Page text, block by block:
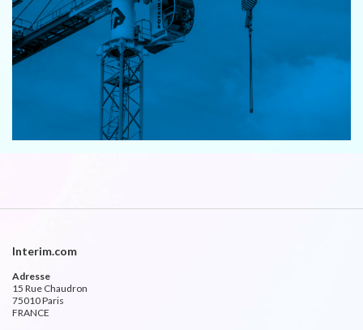
Interim.com
Adresse
15 Rue Chaudron
75010 Paris
FRANCE